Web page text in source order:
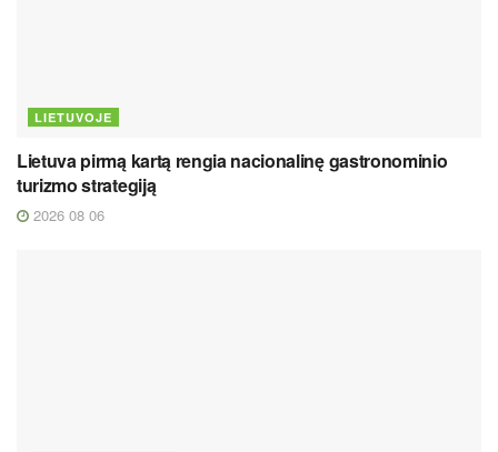
LIETUVOJE
Lietuva pirmą kartą rengia nacionalinę gastronominio
turizmo strategiją
2026 08 06